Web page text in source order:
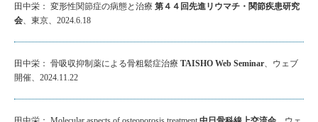
田中栄： 変形性関節症の病態と治療 第４４回先進リウマチ・関節疾患研究
会、東京、2024.6.18
田中栄： 骨吸収抑制薬による骨粗鬆症治療 TAISHO Web Seminar、ウェブ
開催、2024.11.22